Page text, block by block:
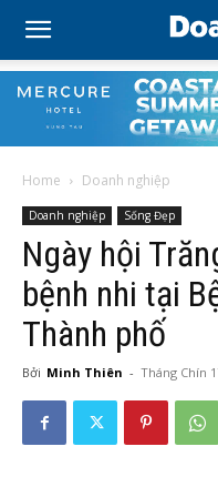
Home Doanh nghiệp
Doanh nghiệp Sống Đẹp
Ngày hội
bệnh nhi tại
Thành phố
Bởi Minh Thiên - Tháng Chín